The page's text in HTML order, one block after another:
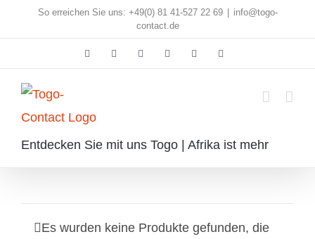
So erreichen Sie uns: +49(0) 81 41-527 22 69
info@togo-
contact.de
FacebookInstagramPinterest
Entdecken Sie mit uns Togo | Afrika ist mehr
Es wurden keine Produkte gefunden, die